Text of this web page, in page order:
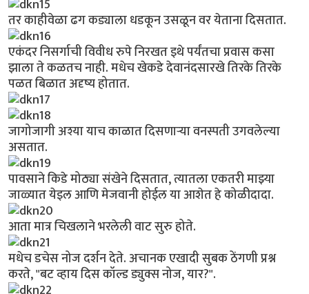
तर काहीवेळा ढग कड्याला धडकून उसळून वर येताना दिसतात.
एकंदर निसर्गाची विवीध रुपे निरखत इथे पर्यंतचा प्रवास कसा
झाला ते कळतच नाही. मधेच खेकडे देवानंदसारखे तिरके तिरके
पळत बिळात अदृष्य होतात.
जागोजागी अश्या याच काळात दिसणार्‍या वनस्पती उगवलेल्या
असतात.
पावसाने किडे मोठ्या संखेने दिसतात, त्यातला एकतरी माझ्या
जाळ्यात येइल आणि मेजवानी होईल या आशेत हे कोळीदादा.
आता मात्र चिखलाने भरलेली वाट सुरु होते.
मधेच डचेस नोज दर्शन देते. अचानक एखादी सुबक ठेंगणी प्रश्न
करते, "बट व्हाय दिस कॉल्ड ड्युक्स नोज, यार?".